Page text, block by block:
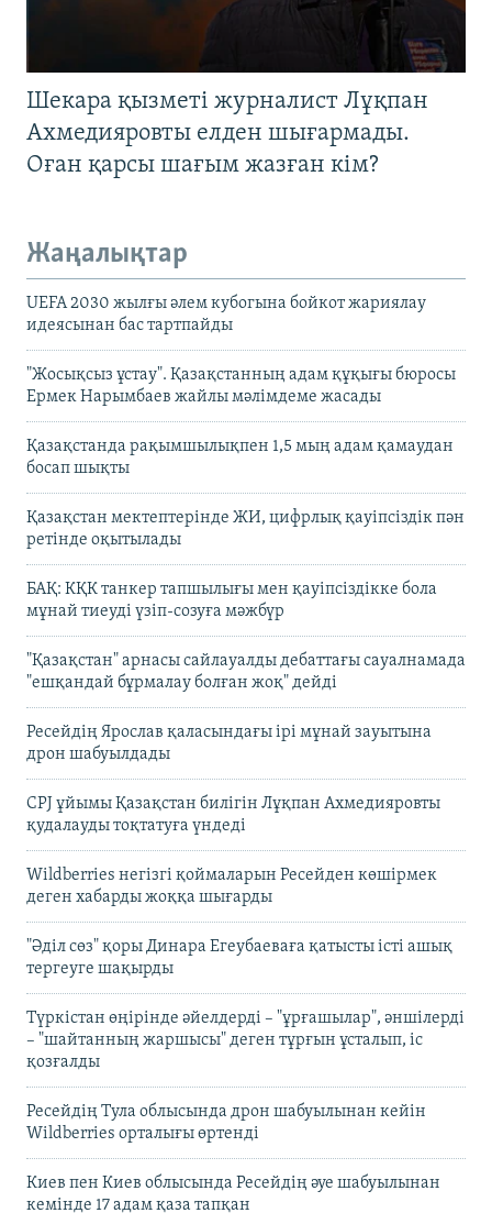
Шекара қызметі журналист Лұқпан
Ахмедияровты елден шығармады.
Оған қарсы шағым жазған кім?
Жаңалықтар
UEFA 2030 жылғы әлем кубогына бойкот жариялау
идеясынан бас тартпайды
"Жосықсыз ұстау". Қазақстанның адам құқығы бюросы
Ермек Нарымбаев жайлы мәлімдеме жасады
Қазақстанда рақымшылықпен 1,5 мың адам қамаудан
босап шықты
Қазақстан мектептерінде ЖИ, цифрлық қауіпсіздік пән
ретінде оқытылады
БАҚ: КҚК танкер тапшылығы мен қауіпсіздікке бола
мұнай тиеуді үзіп-созуға мәжбүр
"Қазақстан" арнасы сайлауалды дебаттағы сауалнамада
"ешқандай бұрмалау болған жоқ" дейді
Ресейдің Ярослав қаласындағы ірі мұнай зауытына
дрон шабуылдады
CPJ ұйымы Қазақстан билігін Лұқпан Ахмедияровты
қудалауды тоқтатуға үндеді
Wildberries негізгі қоймаларын Ресейден көшірмек
деген хабарды жоққа шығарды
"Әділ сөз" қоры Динара Егеубаеваға қатысты істі ашық
тергеуге шақырды
Түркістан өңірінде әйелдерді – "ұрғашылар", әншілерді
– "шайтанның жаршысы" деген тұрғын ұсталып, іс
қозғалды
Ресейдің Тула облысында дрон шабуылынан кейін
Wildberries орталығы өртенді
Киев пен Киев облысында Ресейдің әуе шабуылынан
кемінде 17 адам қаза тапқан